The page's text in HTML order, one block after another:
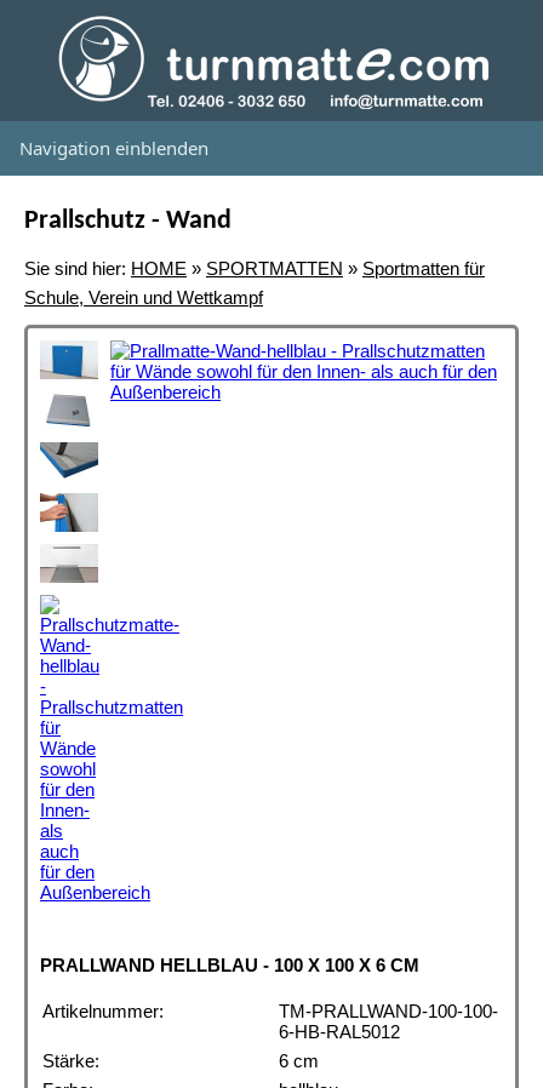
Navigation einblenden
Prallschutz - Wand
Sie sind hier: HOME » SPORTMATTEN » Sportmatten für
Schule, Verein und Wettkampf
PRALLWAND HELLBLAU - 100 X 100 X 6 CM
Artikelnummer:
TM-PRALLWAND-100-100-
6-HB-RAL5012
Stärke:
6 cm